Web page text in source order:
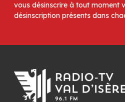
vous désinscrire à tout moment
désinscription présents dans